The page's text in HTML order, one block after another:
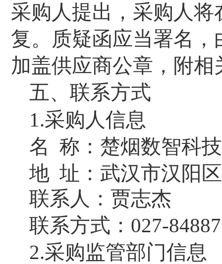
采购人提出，采购人
复。质疑函应当署名
加盖供应商公章，附相
五、 联系方式
1.采购人信息
名 称： 楚烟数智科技
地 址：武汉市汉阳
联系人：贾志杰
联系方式： 027-84887
2.采购监管部门信息